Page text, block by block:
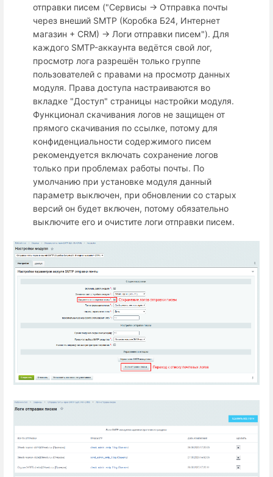
отправки писем ("Сервисы → Отправка почты
через внеший SMTP (Коробка Б24, Интернет
магазин + СRM) → Логи отправки писем"). Для
каждого SMTP-аккаунта ведётся свой лог,
просмотр лога разрешён только группе
пользователей с правами на просмотр данных
модуля. Права доступа настраиваются во
вкладке "Доступ" страницы настройки модуля.
Функционал скачивания логов не защищен от
прямого скачивания по ссылке, потому для
конфиденциальности содержимого писем
рекомендуется включать сохранение логов
только при проблемах работы почты. По
умолчанию при установке модуля данный
параметр выключен, при обновлении со старых
версий он будет включен, потому обязательно
выключите его и очистите логи отправки писем.